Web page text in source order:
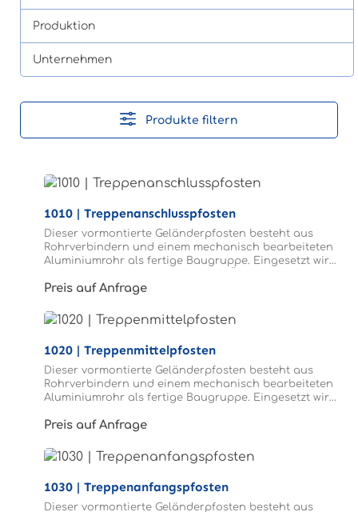
Produktion
Unternehmen
Produkte filtern
1010 | Treppenanschlusspfosten
Dieser vormontierte Geländerpfosten besteht aus
Rohrverbindern und einem mechanisch bearbeiteten
Aluminiumrohr als fertige Baugruppe. Eingesetzt wird
Treppe zum Laufsteg.
Preis auf Anfrage
1020 | Treppenmittelpfosten
Dieser vormontierte Geländerpfosten besteht aus
Rohrverbindern und einem mechanisch bearbeiteten
Aluminiumrohr als fertige Baugruppe. Eingesetzt wird
Preis auf Anfrage
1030 | Treppenanfangspfosten
Dieser vormontierte Geländerpfosten besteht aus